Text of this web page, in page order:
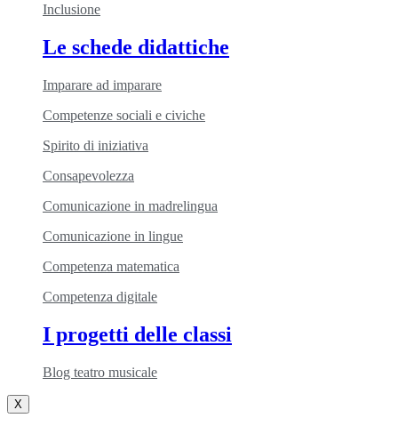
Inclusione
Le schede didattiche
Imparare ad imparare
Competenze sociali e civiche
Spirito di iniziativa
Consapevolezza
Comunicazione in madrelingua
Comunicazione in lingue
Competenza matematica
Competenza digitale
I progetti delle classi
Blog teatro musicale
X